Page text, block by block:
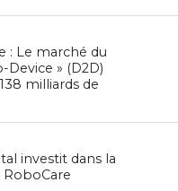
: Le marché du
» (D2D)
milliards de
investit dans la